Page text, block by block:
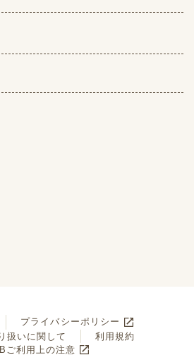
プライバシーポリシー
扱いに関して
利用規約
ご利用上の注意